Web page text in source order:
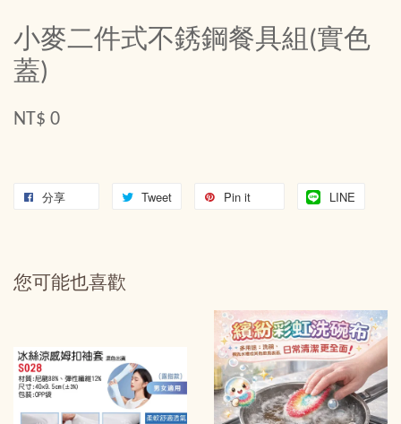
小麥二件式不銹鋼餐具組(實色
蓋)
NT$ 0
分享 Tweet Pin it LINE
您可能也喜歡